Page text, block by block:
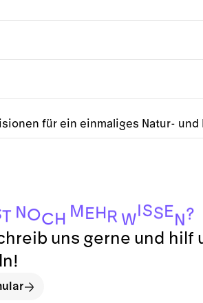
für ein einmaliges Natur- und
T NOCH M E H R WISS EN?
uns gerne und hilf